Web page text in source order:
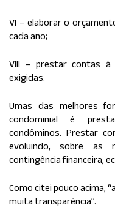
VI – elaborar o
cada ano;
VIII – prestar contas à
exigidas.
Umas das melhores
condominial é
condôminos. Prestar
evoluindo, sobre as
contingência financeira,
Como citei pouco acima,
muita transparência”.